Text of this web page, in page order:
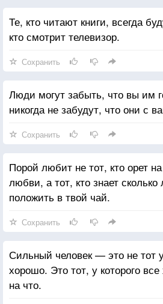
Те, кто читают книги, всегда
кто смотрит телевизор.
Сохранить
Люди могут забыть, что вы им
никогда не забудут, что они с
Сохранить
Порой любит не тот, кто орет
любви, а тот, кто знает сколько
положить в твой чай.
Сохранить
Сильный человек — это не тот
хорошо. Это тот, у которого
на что.